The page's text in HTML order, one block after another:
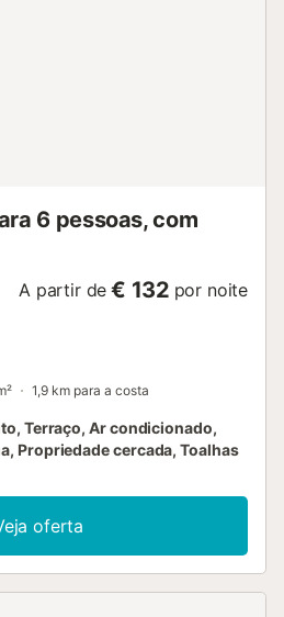
de gravação áudio na
Está disponível um...
6 pessoas, com
A partir de € 132 por noite
1,9 km para a costa
Terraço, Ar condicionado,
Propriedade cercada, Toalhas
oferta